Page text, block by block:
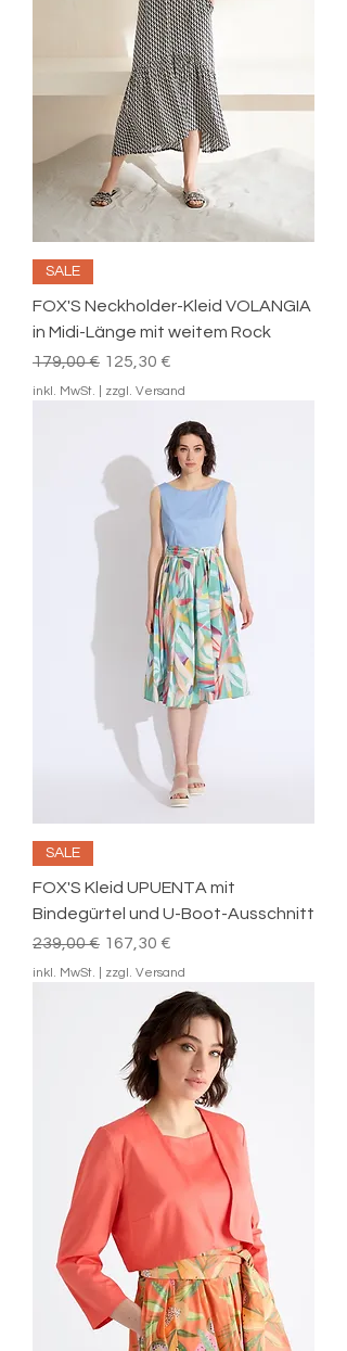
SALE
FOX'S Neckholder-Kleid VOLANGIA
in Midi-Länge mit weitem Rock
Standardpreis
179,00 € Sale-Preis
125,30 €
inkl. MwSt. zzgl. Versand
SALE
FOX'S Kleid UPUENTA mit
Bindegürtel und U-Boot-Ausschnitt
Standardpreis
239,00 € Sale-Preis
167,30 €
inkl. MwSt. zzgl. Versand